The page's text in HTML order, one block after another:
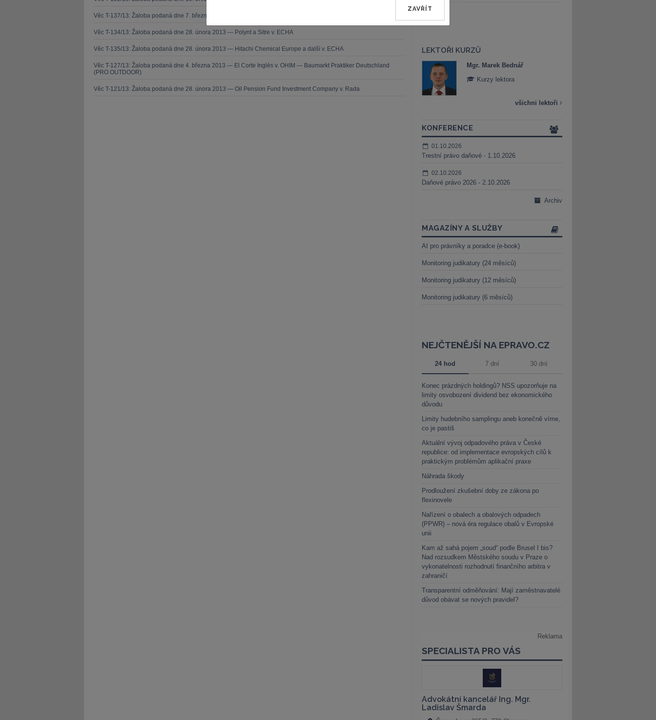
Věc T-137/13: Žaloba podaná dne 7. března 2013 — Saferoad RRS v. OHIM (MEGARAIL)
Věc T-134/13: Žaloba podaná dne 28. února 2013 — Polynt a Sitre v. ECHA
Věc T-135/13: Žaloba podaná dne 28. února 2013 — Hitachi Chemical Europe a další v. ECHA
Věc T-127/13: Žaloba podaná dne 4. března 2013 — El Corte Inglés v. OHIM — Baumarkt Praktiker Deutschland
(PRO OUTDOOR)
Věc T-121/13: Žaloba podaná dne 28. února 2013 — Oil Pension Fund Investment Company v. Rada
LEKTOŘI KURZŮ
JUDr. Tomáš Nielsen
JUDr. Tomáš Sokol
JUDr. Martin Maisner, Ph.D.,
Kurzy lektora
Mgr. Marek Bednář
Kurzy lektora
všichni lektoři
KONFERENCE
01.10.2026
Trestní právo daňové - 1.10.2026
02.10.2026
Daňové právo 2026 - 2.10.2026
Archiv
MAGAZÍNY A SLUŽBY
AI pro právníky a poradce (e-book)
Monitoring judikatury (24 měsíců)
Monitoring judikatury (12 měsíců)
Monitoring judikatury (6 měsíců)
NEJČTENĚJŠÍ NA EPRAVO.CZ
24 hod 7 dní 30 dní
Konec prázdných holdingů? NSS upozorňuje na
limity osvobození dividend bez ekonomického
důvodu
Limity hudebního samplingu aneb konečně víme,
co je pastiš
Aktuální vývoj odpadového práva v České
republice: od implementace evropských cílů k
praktickým problémům aplikační praxe
Náhrada škody
Prodloužení zkušební doby ze zákona po
flexinovele
Nařízení o obalech a obalových odpadech
(PPWR) – nová éra regulace obalů v Evropské
unii
Kam až sahá pojem „soud“ podle Brusel I bis?
Nad rozsudkem Městského soudu v Praze o
vykonatelnosti rozhodnutí finančního arbitra v
zahraničí
Transparentní odměňování: Mají zaměstnavatelé
důvod obávat se nových pravidel?
ZAVŘÍT